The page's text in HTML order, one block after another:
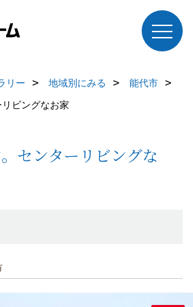
リー 地域別にみる
能代市
ビングなお家
センターリビングな